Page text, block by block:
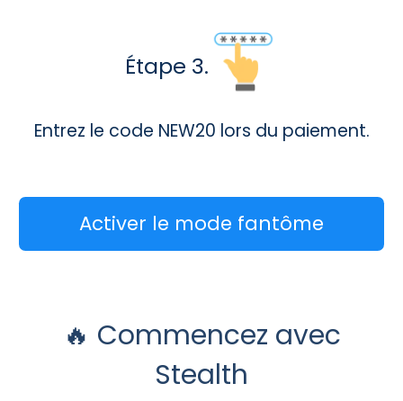
Étape 3.
Entrez le code NEW20 lors du paiement.
Activer le mode fantôme
🔥 Commencez avec
Stealth